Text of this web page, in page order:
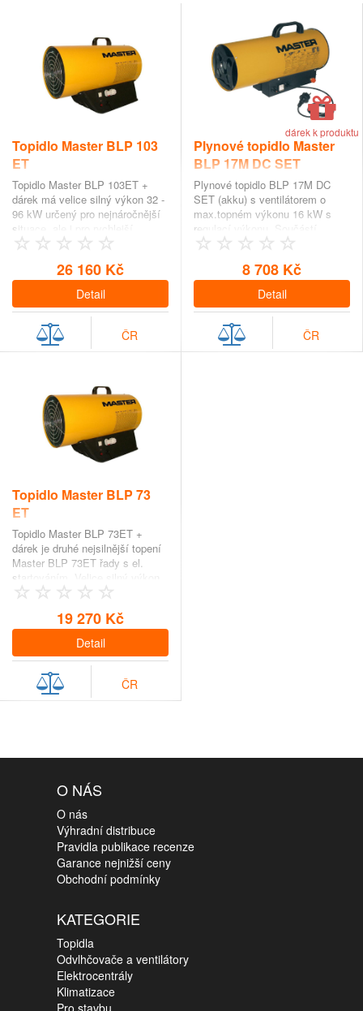
Topidlo Master BLP 103
ET
Topidlo Master BLP 103ET +
dárek má velice silný výkon 32 -
96 kW určený pro nejnáročnější
situace, ale i pro rychlejší
vytopen…
26 160 Kč
Detail
ČR
Plynové topidlo Master
BLP 17M DC SET
Plynové topidlo BLP 17M DC
SET (akku) s ventilátorem o
max.topném výkonu 16 kW s
regulací výkonu. Součástí
dodávky topidla Master…
8 708 Kč
Detail
ČR
dárek k produktu
Topidlo Master BLP 73
ET
Topidlo Master BLP 73ET +
dárek je druhé nejsilnější topení
Master BLP 73ET řady s el.
startováním. Velice silný výkon
69kW je…
19 270 Kč
Detail
ČR
O NÁS
O nás
Výhradní distribuce
Pravidla publikace recenze
Garance nejnižší ceny
Obchodní podmínky
KATEGORIE
Topidla
Odvlhčovače a ventilátory
Elektrocentrály
Klimatizace
Pro stavbu